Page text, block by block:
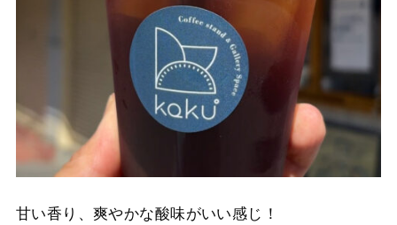
甘い香り、爽やかな酸味がいい感じ！